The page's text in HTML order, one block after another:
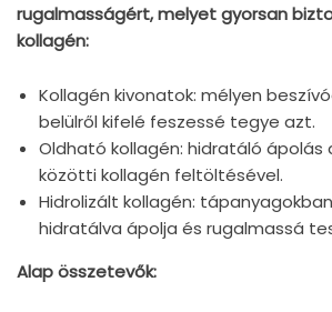
rugalmasságért, melyet gyorsan
kollagén:
Kollagén kivonatok: mélyen
belülről kifelé feszessé tegye azt.
Oldható kollagén: hidratáló ápolás
közötti kollagén feltöltésével.
Hidrolizált kollagén:
hidratálva ápolja és rugalmassá
Alap összetevők: